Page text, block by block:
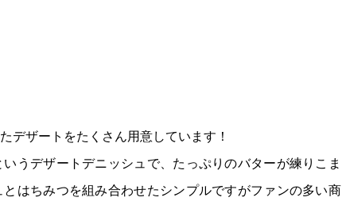
デザートをたくさん用意しています！
うデザートデニッシュで、たっぷりのバターが練りこま
はちみつを組み合わせたシンプルですがファンの多い商